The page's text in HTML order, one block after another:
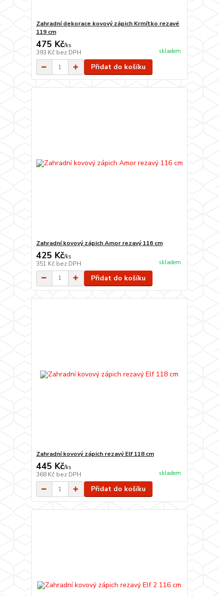
Zahradní dekorace kovový zápich Krmítko rezavé
119 cm
475 Kč/ks
393 Kč bez DPH skladem
Přidat do košíku
Zahradní kovový zápich Amor rezavý 116 cm
425 Kč/ks
351 Kč bez DPH skladem
Přidat do košíku
Zahradní kovový zápich rezavý Elf 118 cm
445 Kč/ks
368 Kč bez DPH skladem
Přidat do košíku